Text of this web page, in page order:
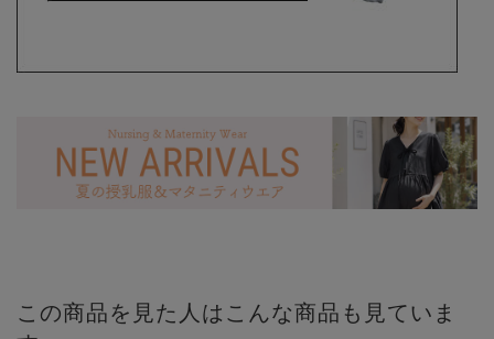
この商品を見た人はこんな商品も見ていま